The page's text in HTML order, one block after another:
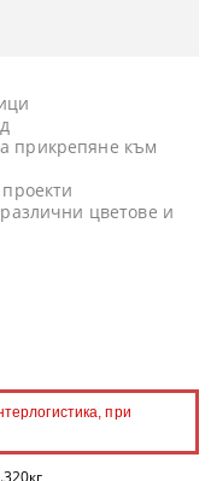
прикрепяне към
цветове и
при
кг